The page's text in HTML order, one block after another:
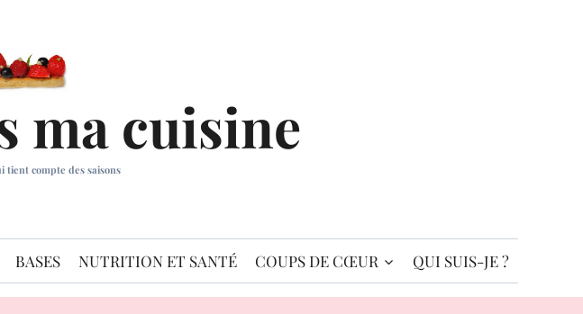
ma cuisine
tient compte des saisons
BASES NUTRITION ET SANTÉ COUPS DE CŒUR QUI SUIS-JE ?